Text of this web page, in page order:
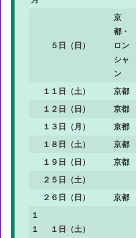
５日（日）
京
都・
ロン
シャ
ン
１１日（土）
京都
１２日（日）
京都
１３日（月）
京都
１８日（土）
京都
１９日（日）
京都
２５日（土）
２６日（日）
京都
１
１
１日（土）